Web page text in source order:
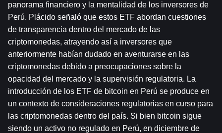
panorama financiero y la mentalidad de los inversores de
Perú. Plácido señaló que estos ETF abordan cuestiones
de transparencia dentro del mercado de las
criptomonedas, atrayendo así a inversores que
anteriormente habían dudado en aventurarse en las
criptomonedas debido a preocupaciones sobre la
opacidad del mercado y la supervisión regulatoria. La
introducción de los ETF de bitcoin en Perú se produce en
un contexto de consideraciones regulatorias en curso para
las criptomonedas dentro del país. Si bien bitcoin sigue
siendo un activo no regulado en Perú, en diciembre de